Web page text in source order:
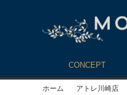
CONCEPT
ホーム アトレ川崎店